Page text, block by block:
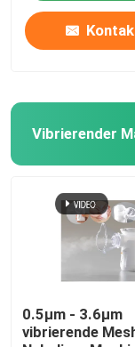
Vibrierender
0.5μm - 3.6μm
vibrierende